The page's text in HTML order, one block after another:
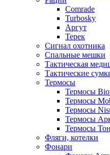
Comrade
Turbosky
Аргут
Терек
Сигнал охотника
Спальные мешки
Тактическая
Тактические
Термосы
Термосы
Термосы
Термосы
Термосы
Термосы
Фляги, котелки
Фонари